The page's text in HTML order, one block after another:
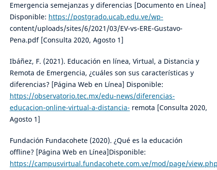
Emergencia semejanzas y diferencias [Documento en Línea]
Disponible: https://postgrado.ucab.edu.ve/wp-
content/uploads/sites/6/2021/03/EV-vs-ERE-Gustavo-
Pena.pdf [Consulta 2020, Agosto 1]
Ibáñez, F. (2021). Educación en línea, Virtual, a Distancia y
Remota de Emergencia, ¿cuáles son sus características y
diferencias? [Página Web en Línea] Disponible:
https://observatorio.tec.mx/edu-news/diferencias-
educacion-online-virtual-a-distancia- remota [Consulta 2020,
Agosto 1]
Fundación Fundacohete (2020). ¿Qué es la educación
offline? [Página Web en Línea]Disponible:
https://campusvirtual.fundacohete.com.ve/mod/page/